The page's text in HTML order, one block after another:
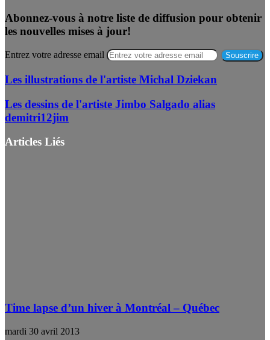
Abonnez-vous à notre liste de diffusion pour obtenir
les nouvelles mises à jour!
Entrez votre adresse email
Les illustrations de l'artiste Michal Dziekan
Les dessins de l'artiste Jimbo Salgado alias
demitri12jim
Articles Liés
Time lapse d’un hiver à Montréal – Québec
mardi 30 avril 2013